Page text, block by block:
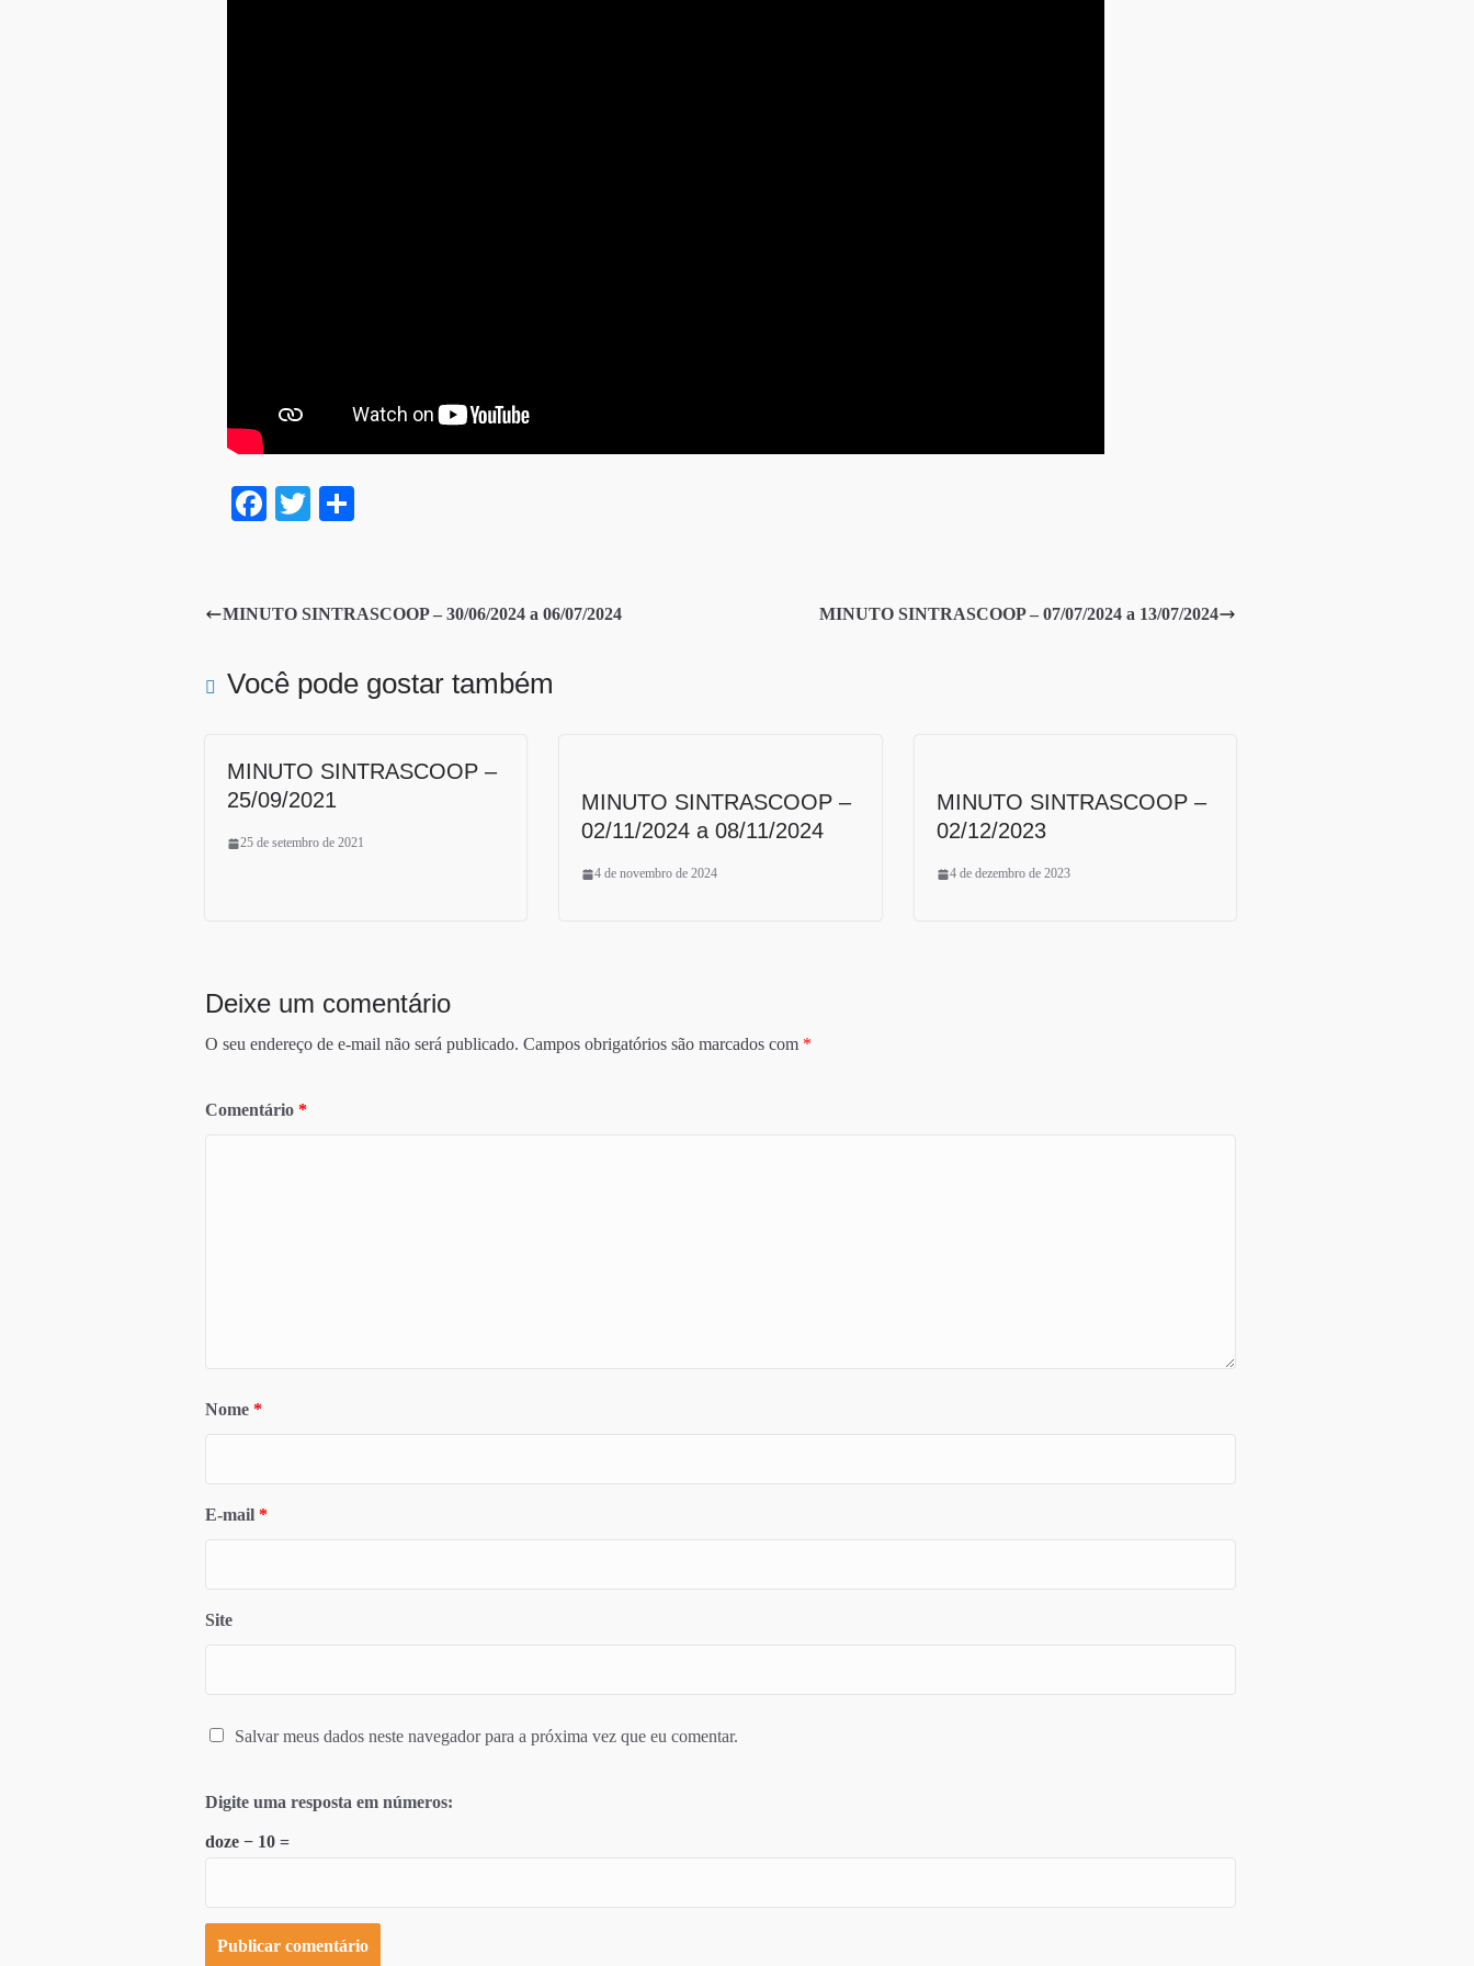
Fa
ok
T
r
MINUTO SINTRASCOOP – 30/06/2024 a 06/07/2024 MINUTO SINTRASCOOP – 07/07/2024 a 13/07/2024
Você pode gostar também
MINUTO SINTRASCOOP –
25/09/2021
25 de setembro de 2021
MINUTO SINTRASCOOP –
02/11/2024 a 08/11/2024
4 de novembro de 2024
MINUTO SINTRASCOOP –
02/12/2023
4 de dezembro de 2023
Deixe um comentário
O seu endereço de e-mail não será publicado. Campos obrigatórios são marcados com *
Comentário *
Nome *
E-mail *
Site
Salvar meus dados neste navegador para a próxima vez que eu comentar.
Digite uma resposta em números:
doze − 10 =